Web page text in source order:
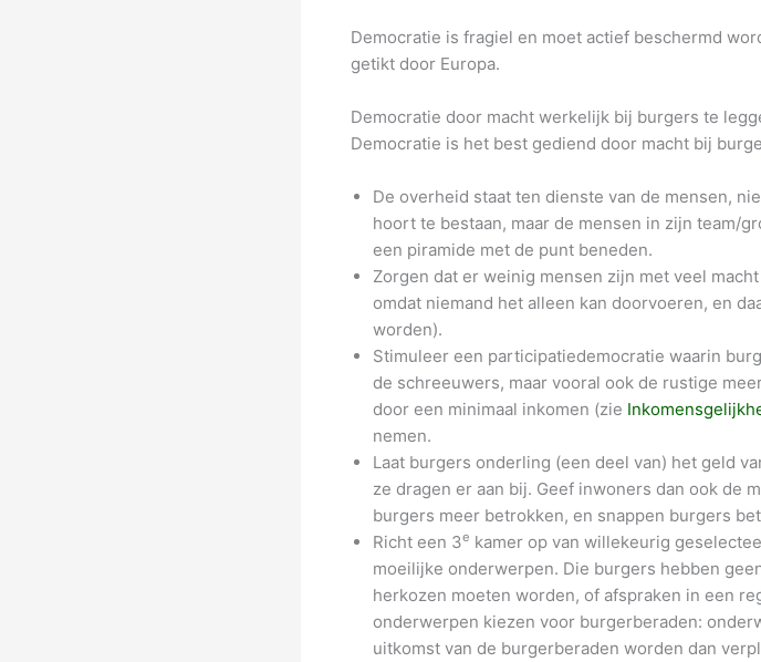
Democratie is fragiel en moet actief beschermd
getikt door Europa.
Democratie door macht werkelijk bij burgers te
Democratie is het best gediend door macht bij
De overheid staat ten dienste van de mensen,
hoort te bestaan, maar de mensen in zijn team/
een piramide met de punt beneden.
Zorgen dat er weinig mensen zijn met veel
omdat niemand het alleen kan doorvoeren, en
worden).
Stimuleer een participatiedemocratie waarin
de schreeuwers, maar vooral ook de rustige
door een minimaal inkomen (zie
nemen.
Laat burgers onderling (een deel van) het geld
ze dragen er aan bij. Geef inwoners dan ook de
burgers meer betrokken, en snappen burgers
Richt een 3e kamer op van willekeurig
moeilijke onderwerpen. Die burgers hebben
herkozen moeten worden, of afspraken in een
onderwerpen kiezen voor burgerberaden:
uitkomst van de burgerberaden worden dan